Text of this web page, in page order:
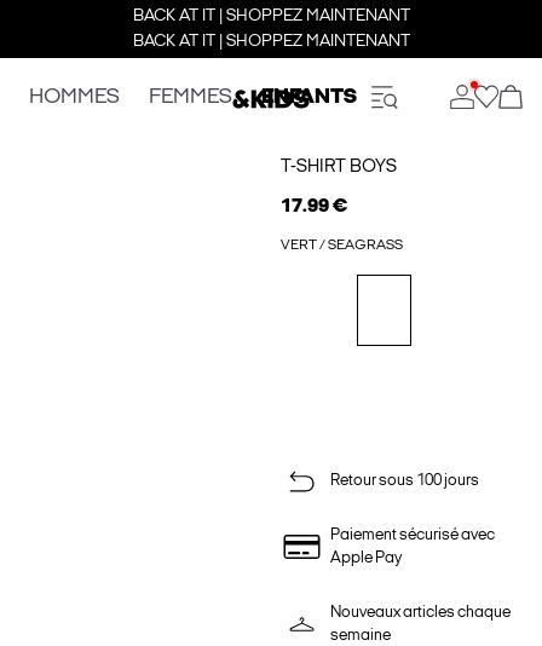
BACK AT IT | SHOPPEZ MAINTENANT
BACK AT IT | SHOPPEZ MAINTENANT
HOMMES FEMMES ENFANTS
T-SHIRT BOYS
17.99 €
VERT / SEAGRASS
Retour sous 100 jours
Paiement sécurisé avec
Apple Pay
Nouveaux articles chaque
semaine